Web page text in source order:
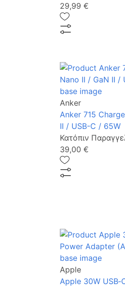
29,99 €
Anker
Anker 715
II / USB-C / 65W
Κατόπιν
39,00 €
Apple
Apple 30W